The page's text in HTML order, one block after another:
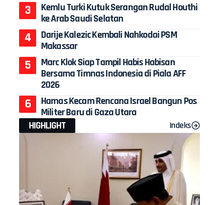
Kemlu Turki Kutuk Serangan Rudal Houthi
ke Arab Saudi Selatan
Darije Kalezic Kembali Nahkodai PSM
Makassar
Marc Klok Siap Tampil Habis Habisan
Bersama Timnas Indonesia di Piala AFF
2026
Hamas Kecam Rencana Israel Bangun Pos
Militer Baru di Gaza Utara
HIGHLIGHT
Indeks